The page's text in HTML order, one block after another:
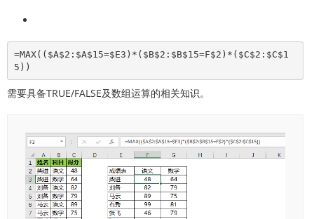
=MAX(($A$2:$A$15=$E3)*($B$2:$B$15=F$2)*($C$2:$C$1
5))
需要具备TRUE/FALSE及数组运算的相关知识。